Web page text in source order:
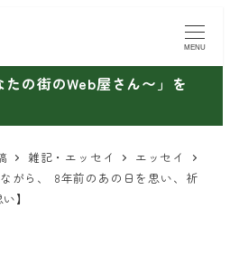
MENU
たの街のWeb屋さん〜」を
雑記・エッセイ
エッセイ
がら、 8年前のあの日を思い、祈
】